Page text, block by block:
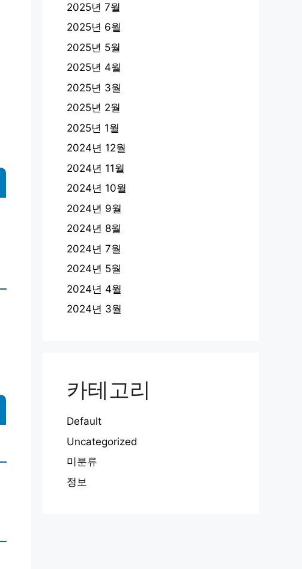
2025년 7월
2025년 6월
2025년 5월
2025년 4월
2025년 3월
2025년 2월
2025년 1월
2024년 12월
2024년 11월
2024년 10월
2024년 9월
2024년 8월
2024년 7월
2024년 5월
2024년 4월
2024년 3월
카테고리
Default
Uncategorized
미분류
정보